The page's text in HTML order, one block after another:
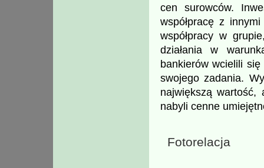
cen surowców.
współpracę z
współpracy w
działania w
bankierów wcielili
swojego zadania.
największą wartość,
nabyli cenne
Fotorelacja